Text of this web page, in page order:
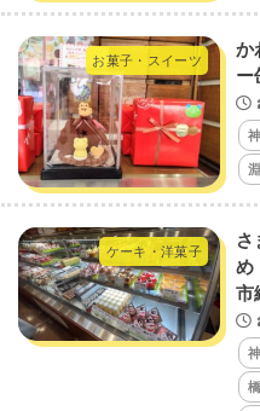
お菓子・スイーツ
か
ー
ケーキ・洋菓子
さ
め
市